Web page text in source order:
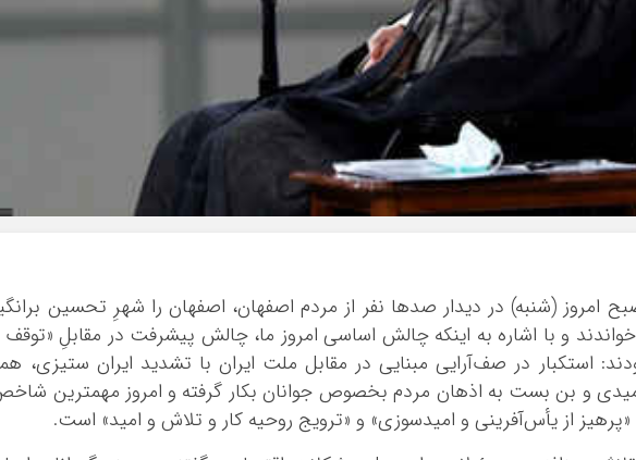
اینفوگرافی
عکس
صوت و فیلم
اردبیل
اصفهان
خراسان شمالی
خوزستان
زنجان
سمنان
سیستان و
فارس
امروز (شنبه) در دیدار صدها نفر از مردم اصفهان، اصفهان را شهرِ تحسین
و با اشاره به اینکه چالش اساسی امروز ما، چالش پیشرفت در مقابلِ «توقف
استکبار در صف‌آرایی مبنایی در مقابل ملت ایران با تشدید ایران ستیزی،
و بن بست به اذهان مردم بخصوص جوانان بکار گرفته و امروز مهمترین
«پرهیز از یأس‌آفرینی و امیدسوزی» و «ترویج روحیه کار و تلاش و امید» است.